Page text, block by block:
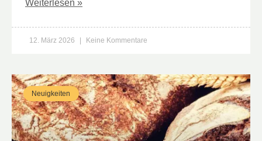
Weiterlesen »
12. März 2026 Keine Kommentare
Neuigkeiten